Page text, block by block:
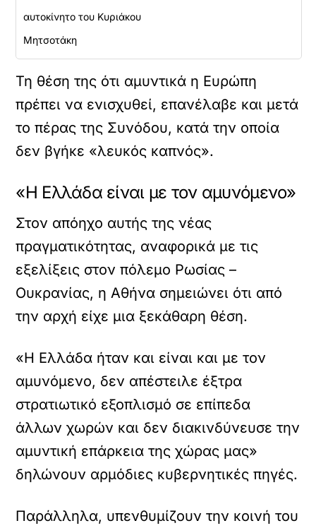
αυτοκίνητο του Κυριάκου
Μητσοτάκη
Τη θέση της ότι αμυντικά η Ευρώπη
πρέπει να ενισχυθεί, επανέλαβε και μετά
το πέρας της Συνόδου, κατά την οποία
δεν βγήκε «λευκός καπνός».
«Η Ελλάδα είναι με τον αμυνόμενο»
Στον απόηχο αυτής της νέας
πραγματικότητας, αναφορικά με τις
εξελίξεις στον πόλεμο Ρωσίας –
Ουκρανίας, η Αθήνα σημειώνει ότι από
την αρχή είχε μια ξεκάθαρη θέση.
«Η Ελλάδα ήταν και είναι και με τον
αμυνόμενο, δεν απέστειλε έξτρα
στρατιωτικό εξοπλισμό σε επίπεδα
άλλων χωρών και δεν διακινδύνευσε την
αμυντική επάρκεια της χώρας μας»
δηλώνουν αρμόδιες κυβερνητικές πηγές.
Παράλληλα, υπενθυμίζουν την κοινή του